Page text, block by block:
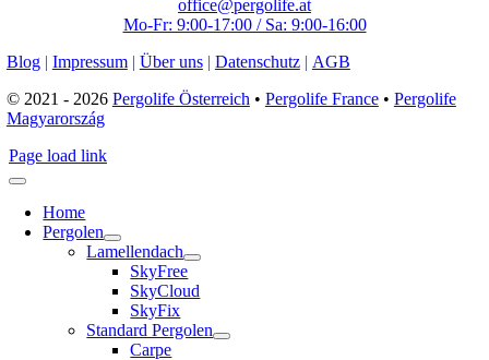
office@pergolife.at
Mo-Fr: 9:00-17:00 / Sa: 9:00-16:00
Blog | Impressum | Über uns | Datenschutz | AGB
© 2021 - 2026 Pergolife Österreich • Pergolife France• Pergolife
Magyarország
Page load link
Home
Pergolen
Lamellendach
SkyFree
SkyCloud
SkyFix
Standard Pergolen
Carpe